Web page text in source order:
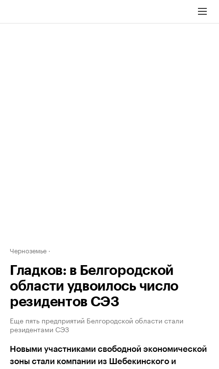
Черноземье
Гладков: в Белгородской
области удвоилось число
резидентов СЭЗ
Еще пять предприятий Белгородской области стали
резидентами СЭЗ
Новыми участниками свободной экономической
зоны стали компании из Шебекинского и